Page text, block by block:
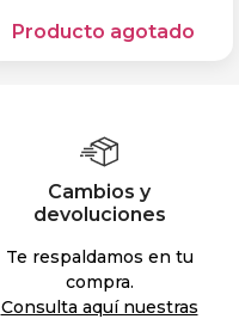
Cambios y
devoluciones
Te respaldamos en tu
compra.
Consulta aquí nuestras